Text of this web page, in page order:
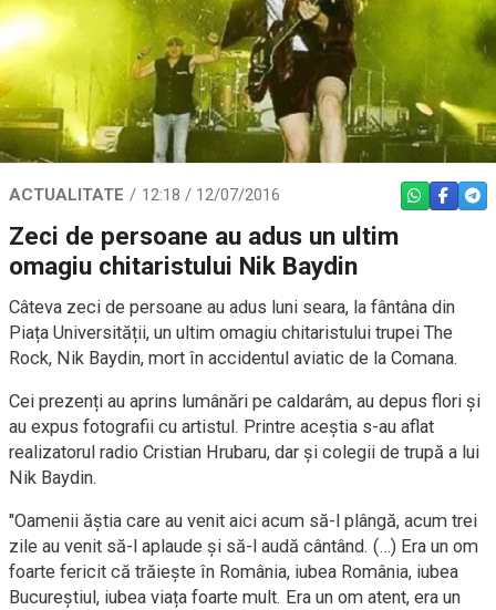
ACTUALITATE 12:18 / 12/07/2016 WHATSAPP
Zeci de persoane au adus un ultim
omagiu chitaristului Nik Baydin
Câteva zeci de persoane au adus luni seara, la fântâna din
Piața Universității, un ultim omagiu chitaristului trupei The
Rock, Nik Baydin, mort în accidentul aviatic de la Comana.
Cei prezenți au aprins lumânări pe caldarâm, au depus flori și
au expus fotografii cu artistul. Printre aceștia s-au aflat
realizatorul radio Cristian Hrubaru, dar și colegii de trupă a lui
Nik Baydin.
"Oamenii ăștia care au venit aici acum să-l plângă, acum trei
zile au venit să-l aplaude și să-l audă cântând. (…) Era un om
foarte fericit că trăiește în România, iubea România, iubea
Bucureștiul, iubea viața foarte mult. Era un om atent, era un